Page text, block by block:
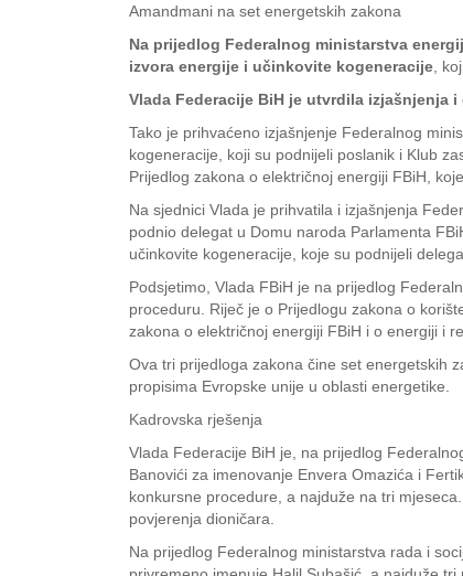
Amandmani na set energetskih zakona
Na prijedlog Federalnog ministarstva
izvora energije i učinkovite kogeneracije ,
Vlada Federacije BiH je utvrdila izjašnjenja
Tako je prihvaćeno izjašnjenje Federalnog
kogeneracije, koji su podnijeli poslanik i Klub
Prijedlog zakona o električnoj energiji FBiH,
Na sjednici Vlada je prihvatila i izjašnjenja
podnio delegat u Domu naroda Parlamenta
učinkovite kogeneracije, koje su podnijeli
Podsjetimo, Vlada FBiH je na prijedlog
proceduru. Riječ je o Prijedlogu zakona o
zakona o električnoj energiji FBiH i o energiji i
Ova tri prijedloga zakona čine set energetskih
propisima Evropske unije u oblasti energetike.
Kadrovska rješenja
Vlada Federacije BiH je, na prijedlog
Banovići za imenovanje Envera Omazića i
konkursne procedure, a najduže na tri
povjerenja dioničara.
Na prijedlog Federalnog ministarstva rada i